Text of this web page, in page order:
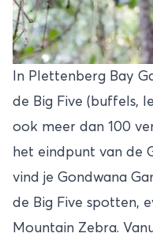
In Plettenberg Bay
de Big Five (buffels,
ook meer dan 100
het eindpunt van de
vind je Gondwana
de Big Five spotten,
Mountain Zebra.